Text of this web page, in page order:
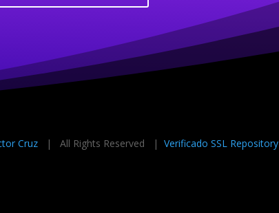
Cruz | All Rights Reserved |Verificado SSL Repository